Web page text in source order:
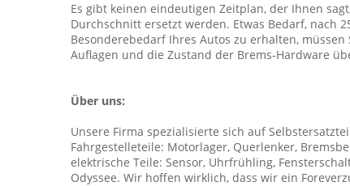
Es gibt keinen eindeutigen Zeitplan, der Ihnen
Durchschnitt ersetzt werden. Etwas Bedarf, nach
Besonderebedarf Ihres Autos zu erhalten,
Auflagen und die Zustand der Brems-Hardware
Über uns:
Unsere Firma spezialisierte sich auf
Fahrgestelleteile: Motorlager, Querlenker,
elektrische Teile: Sensor, Uhrfrühling,
Odyssee. Wir hoffen wirklich, dass wir ein